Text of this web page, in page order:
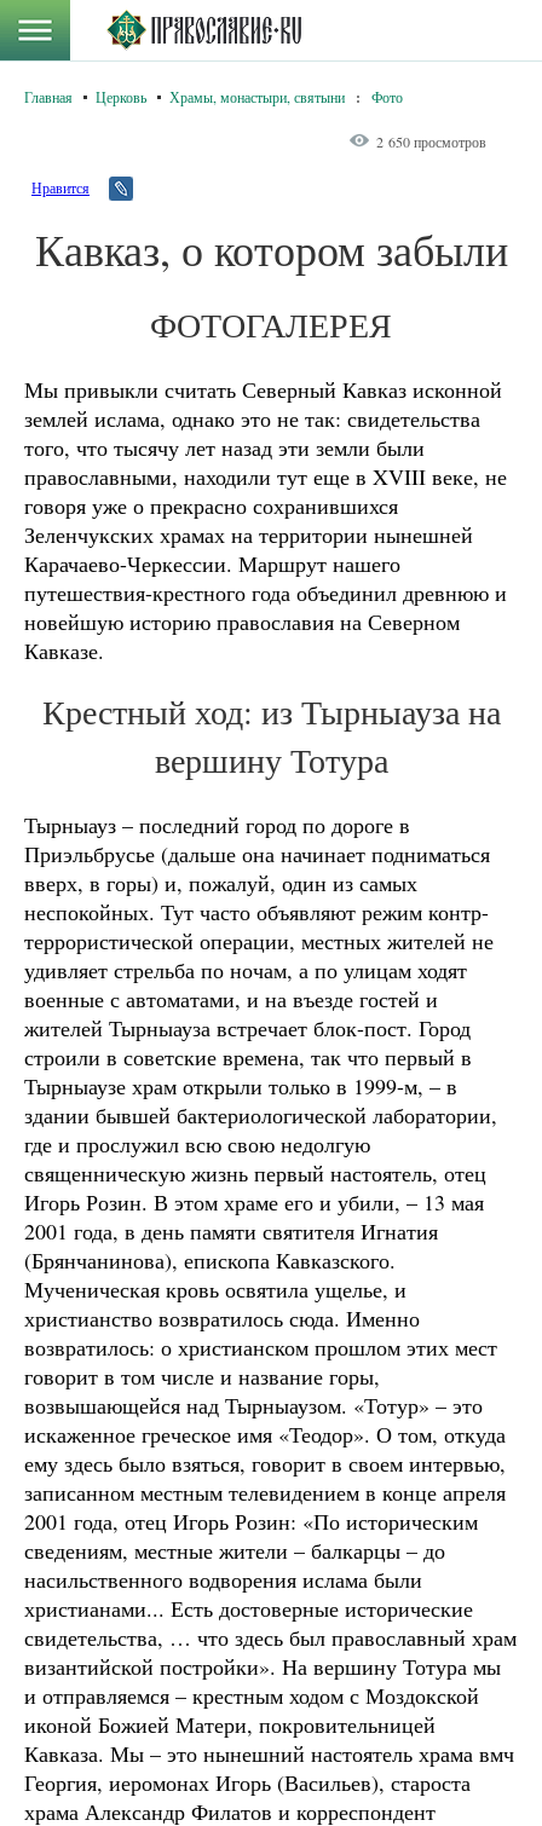
Главная Церковь Храмы, монастыри, святыни : Фото
2 650 просмотров
Нравится
Кавказ, о котором забыли
ФОТОГАЛЕРЕЯ
Мы привыкли считать Северный Кавказ исконной
землей ислама, однако это не так: свидетельства
того, что тысячу лет назад эти земли были
православными, находили тут еще в XVIII веке, не
говоря уже о прекрасно сохранившихся
Зеленчукских храмах на территории нынешней
Карачаево-Черкессии. Маршрут нашего
путешествия-крестного года объединил древнюю и
новейшую историю православия на Северном
Кавказе.
Крестный ход: из Тырныауза на
вершину Тотура
Тырныауз – последний город по дороге в
Приэльбрусье (дальше она начинает подниматься
вверх, в горы) и, пожалуй, один из самых
неспокойных. Тут часто объявляют режим контр-
террористической операции, местных жителей не
удивляет стрельба по ночам, а по улицам ходят
военные с автоматами, и на въезде гостей и
жителей Тырныауза встречает блок-пост. Город
строили в советские времена, так что первый в
Тырныаузе храм открыли только в 1999-м, – в
здании бывшей бактериологической лаборатории,
где и прослужил всю свою недолгую
священническую жизнь первый настоятель, отец
Игорь Розин. В этом храме его и убили, – 13 мая
2001 года, в день памяти святителя Игнатия
(Брянчанинова), епископа Кавказского.
Мученическая кровь освятила ущелье, и
христианство возвратилось сюда. Именно
возвратилось: о христианском прошлом этих мест
говорит в том числе и название горы,
возвышающейся над Тырныаузом. «Тотур» – это
искаженное греческое имя «Теодор». О том, откуда
ему здесь было взяться, говорит в своем интервью,
записанном местным телевидением в конце апреля
2001 года, отец Игорь Розин: «По историческим
сведениям, местные жители – балкарцы – до
насильственного водворения ислама были
христианами... Есть достоверные исторические
свидетельства, … что здесь был православный храм
византийской постройки». На вершину Тотура мы
и отправляемся – крестным ходом с Моздокской
иконой Божией Матери, покровительницей
Кавказа. Мы – это нынешний настоятель храма вмч
Георгия, иеромонах Игорь (Васильев), староста
храма Александр Филатов и корреспондент